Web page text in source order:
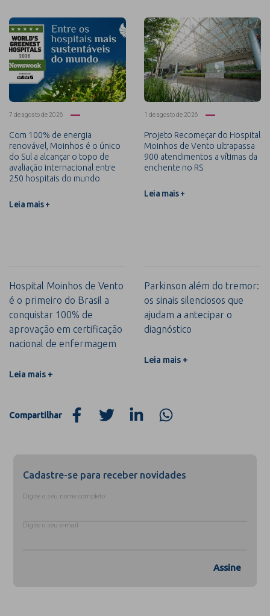
7 de agosto de 2026
Com 100% de energia
renovável, Moinhos é o único
do Sul a alcançar o topo de
avaliação internacional entre
250 hospitais do mundo
Leia mais +
1 de agosto de 2026
Projeto Recomeçar do Hospital
Moinhos de Vento ultrapassa
900 atendimentos a vítimas da
enchente no RS
Leia mais +
Hospital Moinhos de Vento
é o primeiro do Brasil a
conquistar 100% de
aprovação em certificação
nacional de enfermagem
Leia mais +
Parkinson além do tremor:
os sinais silenciosos que
ajudam a antecipar o
diagnóstico
Leia mais +
Compartilhar
Cadastre-se para receber novidades
Digite o seu nome completo
Digite o seu e-mail
Assine